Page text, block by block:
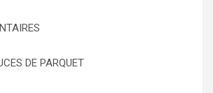
DE PARQUET